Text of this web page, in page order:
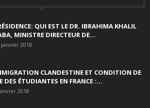
QUI EST LE DR. IBRAHIMA KHALIL
MINISTRE DIRECTEUR DE...
janvier 2018
CLANDESTINE ET CONDITION DE
DES ÉTUDIANTES EN FRANCE :...
2018